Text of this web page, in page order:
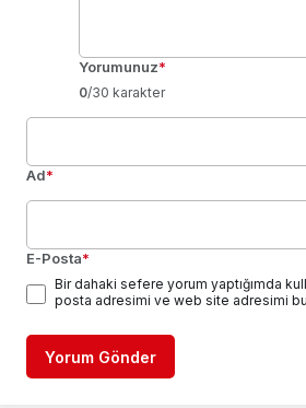
Yorumunuz*
0/30 karakter
Ad*
E-Posta*
Bir dahaki sefere yorum yaptığımda
posta adresimi ve web site adresimi bu
Yorum Gönder